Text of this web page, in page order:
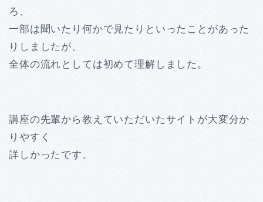
ろ、
一部は聞いたり何かで見たりといったことがあった
りしましたが、
全体の流れとしては初めて理解しました。
講座の先輩から教えていただいたサイトが大変分か
りやすく
詳しかったです。